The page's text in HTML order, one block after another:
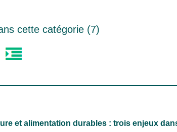
cette catégorie (7)
et alimentation durables : trois enjeux